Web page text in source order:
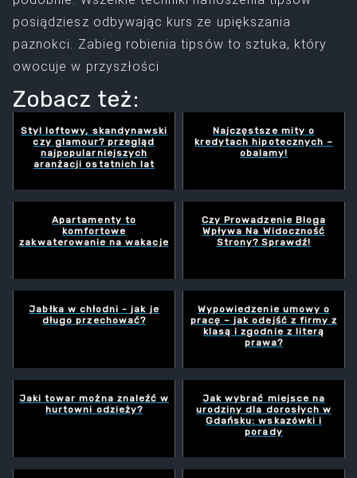
posiądziesz odbywając kurs ze upiększania
paznokci. Zabieg robienia tipsów to sztuka, który
owocuje w przyszłości
Zobacz też:
Styl loftowy, skandynawski
czy glamour? przegląd
najpopularniejszych
aranżacji ostatnich lat
Najczęstsze mity o
kredytach hipotecznych –
obalamy!
Apartamenty to
komfortowe
zakwaterowanie na wakacje
Czy Prowadzenie Bloga
Wpływa Na Widoczność
Strony? Sprawdź!
Jabłka w chłodni - jak je
długo przechować?
Wypowiedzenie umowy o
pracę – jak odejść z firmy z
klasą i zgodnie z literą
prawa?
Jaki towar można znaleźć w
hurtowni odzieży?
Jak wybrać miejsce na
urodziny dla dorosłych w
Gdańsku: wskazówki i
porady